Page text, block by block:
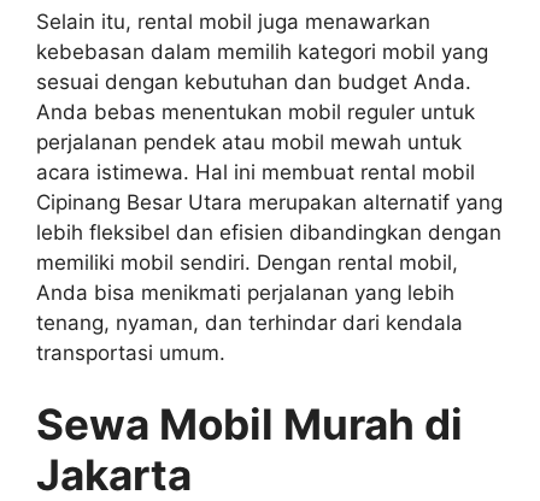
Selain itu, rental mobil juga menawarkan
kebebasan dalam memilih kategori mobil yang
sesuai dengan kebutuhan dan budget Anda.
Anda bebas menentukan mobil reguler untuk
perjalanan pendek atau mobil mewah untuk
acara istimewa. Hal ini membuat rental mobil
Cipinang Besar Utara merupakan alternatif yang
lebih fleksibel dan efisien dibandingkan dengan
memiliki mobil sendiri. Dengan rental mobil,
Anda bisa menikmati perjalanan yang lebih
tenang, nyaman, dan terhindar dari kendala
transportasi umum.
Sewa Mobil Murah di
Jakarta